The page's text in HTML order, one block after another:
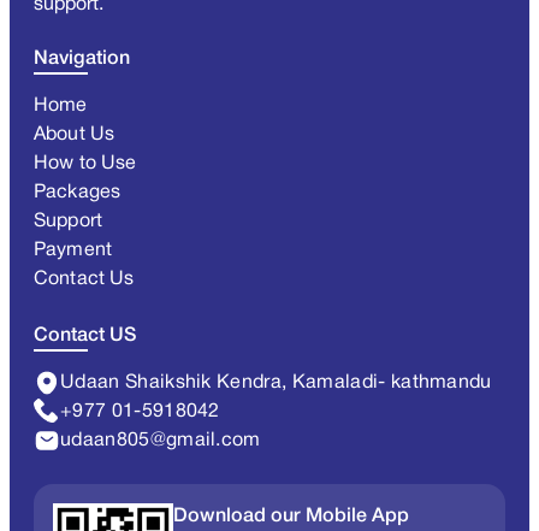
support.
Navigation
Home
About Us
How to Use
Packages
Support
Payment
Contact Us
Contact US
Udaan Shaikshik Kendra, Kamaladi- kathmandu
+977 01-5918042
udaan805@gmail.com
Download our Mobile App